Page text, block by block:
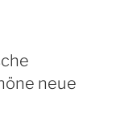
neue